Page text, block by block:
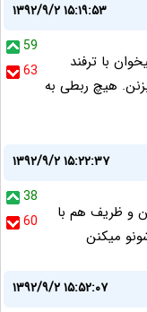
۱۳۹۲/۹/۲ ۱۵:۱۹:۵۳
59
63
با ترفند
هیچ ربطی به
۱۳۹۲/۹/۲ ۱۵:۲۲:۳۷
38
60
و ظریف هم با
میکنن
۱۳۹۲/۹/۲ ۱۵:۵۲:۰۷